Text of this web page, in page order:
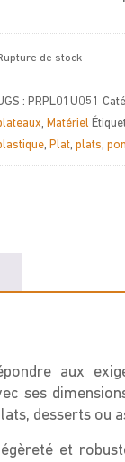
de stock
: PRPL01U051
, Matériel
, Plat, plats,
aux
ses
desserts ou
et